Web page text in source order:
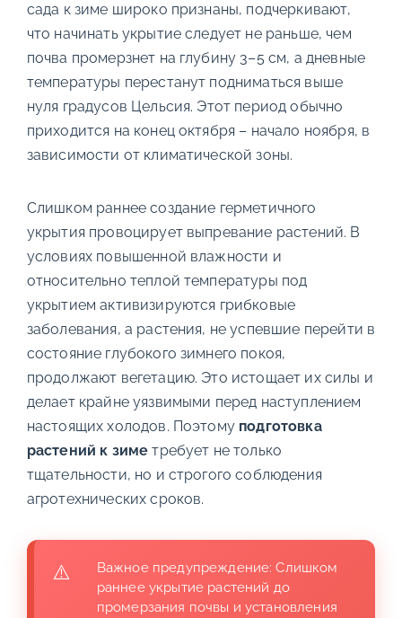
сада к зиме широко признаны, подчеркивают,
что начинать укрытие следует не раньше, чем
почва промерзнет на глубину 3–5 см, а дневные
температуры перестанут подниматься выше
нуля градусов Цельсия. Этот период обычно
приходится на конец октября – начало ноября, в
зависимости от климатической зоны.
Слишком раннее создание герметичного
укрытия провоцирует выпревание растений. В
условиях повышенной влажности и
относительно теплой температуры под
укрытием активизируются грибковые
заболевания, а растения, не успевшие перейти в
состояние глубокого зимнего покоя,
продолжают вегетацию. Это истощает их силы и
делает крайне уязвимыми перед наступлением
настоящих холодов. Поэтому подготовка
растений к зиме требует не только
тщательности, но и строгого соблюдения
агротехнических сроков.
Важное предупреждение: Слишком
раннее укрытие растений до
промерзания почвы и установления